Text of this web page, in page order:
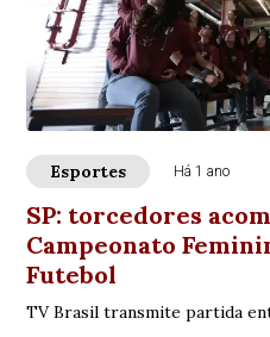
Esportes Há 1 ano
SP: torcedores
Campeonato
Futebol
TV Brasil transmite partida